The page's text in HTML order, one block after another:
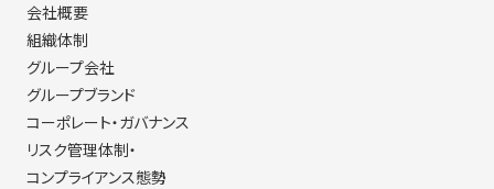
会社概要
組織体制
グループ会社
グループブランド
コーポレート・ガバナンス
リスク管理体制・
コンプライアンス態勢